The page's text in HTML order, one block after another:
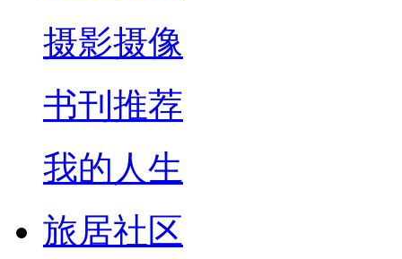
摄影摄像
书刊推荐
我的人生
旅居社区